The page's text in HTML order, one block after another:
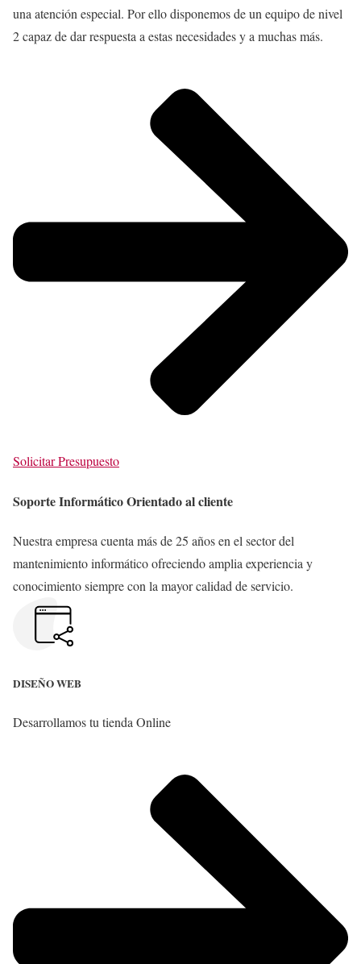
una atención especial. Por ello disponemos de un equipo de nivel
2 capaz de dar respuesta a estas necesidades y a muchas más.
Solicitar Presupuesto
Soporte Informático Orientado al cliente
Nuestra empresa cuenta más de 25 años en el sector del
mantenimiento informático ofreciendo amplia experiencia y
conocimiento siempre con la mayor calidad de servicio.
DISEÑO WEB
Desarrollamos tu tienda Online